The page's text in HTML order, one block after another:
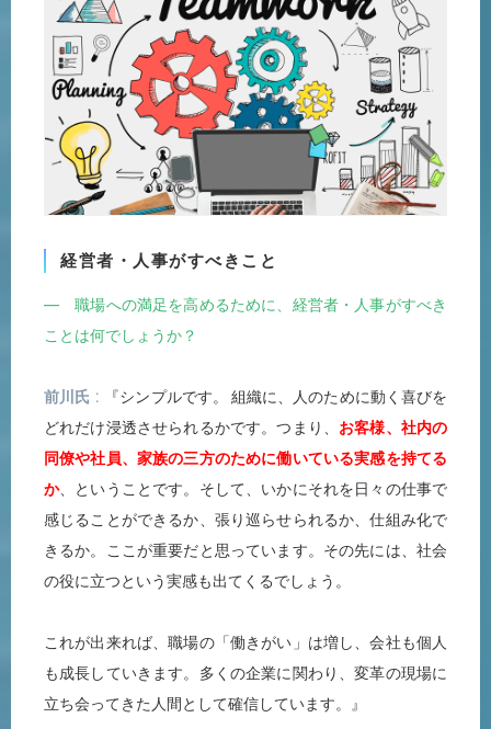
経営者・人事がすべきこと
― 職場への満足を高めるために、経営者・人事がすべき
ことは何でしょうか？
前川氏
『シンプルです。 組織に、人のために動く喜びを
どれだけ浸透させられるかです。つまり、 お客様、社内の
同僚や社員、家族の三方のために働いている実感を持てる
か、ということです。そして、いかにそれを日々の仕事で
感じることができるか、張り巡らせられるか、仕組み化で
きるか。ここが重要だと思っています。その先には、社会
の役に立つという実感も出てくるでしょう。
これが出来れば、職場の「働きがい」は増し、会社も個人
も成長していきます。多くの企業に関わり、変革の現場に
立ち会ってきた人間として確信しています。』